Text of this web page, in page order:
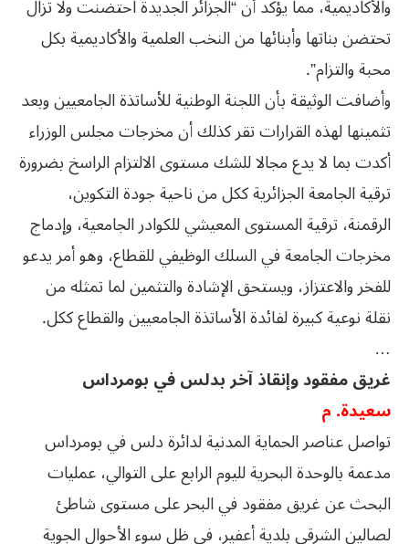
والأكاديمية، مما يؤكد أن “الجزائر الجديدة احتضنت ولا تزال
تحتضن بناتها وأبنائها من النخب العلمية والأكاديمية بكل
محبة والتزام”.
وأضافت الوثيقة بأن اللجنة الوطنية للأساتذة الجامعيين وبعد
تثمينها لهذه القرارات تقر كذلك أن مخرجات مجلس الوزراء
أكدت بما لا يدع مجالا للشك مستوى الالتزام الراسخ بضرورة
ترقية الجامعة الجزائرية ككل من ناحية جودة التكوين،
الرقمنة، ترقية المستوى المعيشي للكوادر الجامعية، وإدماج
مخرجات الجامعة في السلك الوظيفي للقطاع، وهو أمر يدعو
للفخر والاعتزاز، ويستحق الإشادة والتثمين لما تمثله من
نقلة نوعية كبيرة لفائدة الأساتذة الجامعيين والقطاع ككل.
…
غريق مفقود وإنقاذ آخر بدلس في بومرداس
سعيدة. م
تواصل عناصر الحماية المدنية لدائرة دلس في بومرداس
مدعمة بالوحدة البحرية لليوم الرابع على التوالي، عمليات
البحث عن غريق مفقود في البحر على مستوى شاطئ
لصالين الشرقي بلدية أعفير، في ظل سوء الأحوال الجوية